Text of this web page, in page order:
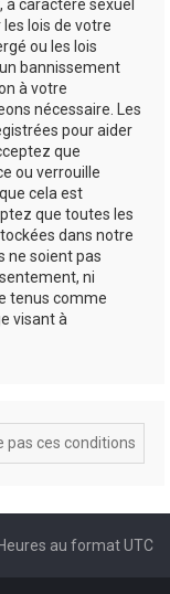
caractère sexuel
lois de votre
ou les lois
bannissement
à votre
nécessaire. Les
pour aider
que
ou verrouille
cela est
que toutes les
dans notre
ne soient pas
ni
tenus comme
visant à
Heures au formatUTC